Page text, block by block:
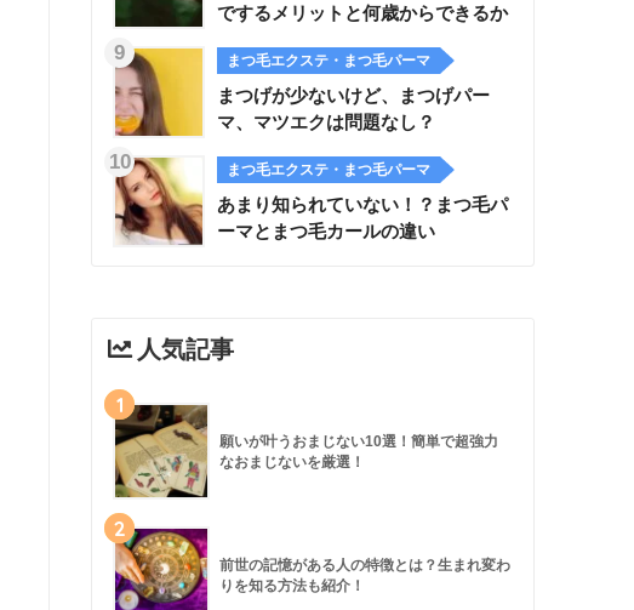
でするメリットと何歳からできるか
まつ毛エクステ・まつ毛パーマ
まつげが少ないけど、まつげパー
マ、マツエクは問題なし？
まつ毛エクステ・まつ毛パーマ
あまり知られていない！？まつ毛パ
ーマとまつ毛カールの違い
人気記事
1
願いが叶うおまじない10選！簡単で超強力
なおまじないを厳選！
2
前世の記憶がある人の特徴とは？生まれ変わ
りを知る方法も紹介！